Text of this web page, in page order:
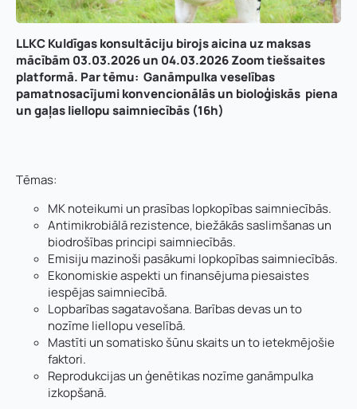
LLKC Kuldīgas konsultāciju birojs aicina uz maksas
mācībām 03.03.2026 un 04.03.2026 Zoom tiešsaites
platformā. Par tēmu: Ganāmpulka veselības
pamatnosacījumi konvencionālās un bioloģiskās piena
un gaļas liellopu saimniecībās (16h)
Tēmas:
MK noteikumi un prasības lopkopības saimniecībās.
Antimikrobiālā rezistence, biežākās saslimšanas un
biodrošības principi saimniecībās.
Emisiju mazinoši pasākumi lopkopības saimniecībās.
Ekonomiskie aspekti un finansējuma piesaistes
iespējas saimniecībā.
Lopbarības sagatavošana. Barības devas un to
nozīme liellopu veselībā.
Mastīti un somatisko šūnu skaits un to ietekmējošie
faktori.
Reprodukcijas un ģenētikas nozīme ganāmpulka
izkopšanā.